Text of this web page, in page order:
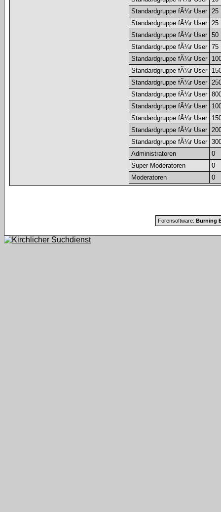
Standardgruppe fÃ¼r User
25
Standardgruppe fÃ¼r User
25
Standardgruppe fÃ¼r User
50
Standardgruppe fÃ¼r User
75
Standardgruppe fÃ¼r User
Standardgruppe fÃ¼r User
Standardgruppe fÃ¼r User
Standardgruppe fÃ¼r User
Standardgruppe fÃ¼r User
Standardgruppe fÃ¼r User
Standardgruppe fÃ¼r User
Standardgruppe fÃ¼r User
Administratoren
0
Super Moderatoren
0
Moderatoren
0
Forensoftware: Burning